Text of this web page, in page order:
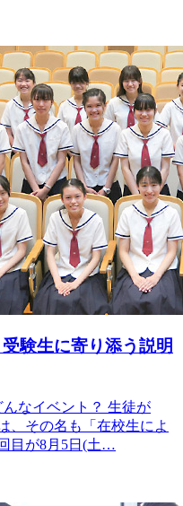
験生に寄り添う説明
んなイベント？ 生徒が
、その名も「在校生によ
目が8月5日(土…